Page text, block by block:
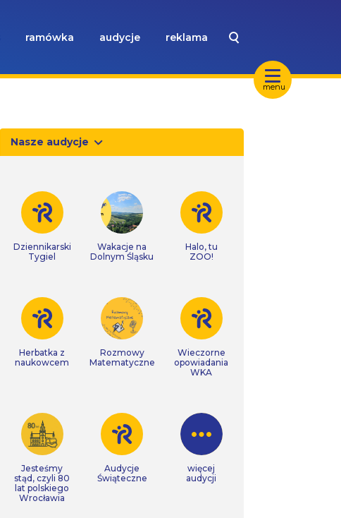
menu
ramówka audycje reklama
Nasze audycje
Dziennikarski
Tygiel
Wakacje na
Dolnym Śląsku
Halo, tu
ZOO!
Herbatka z
naukowcem
Rozmowy
Matematyczne
Wieczorne
opowiadania
WKA
Jesteśmy
stąd, czyli 80
lat polskiego
Wrocławia
Audycje
Świąteczne
więcej
audycji